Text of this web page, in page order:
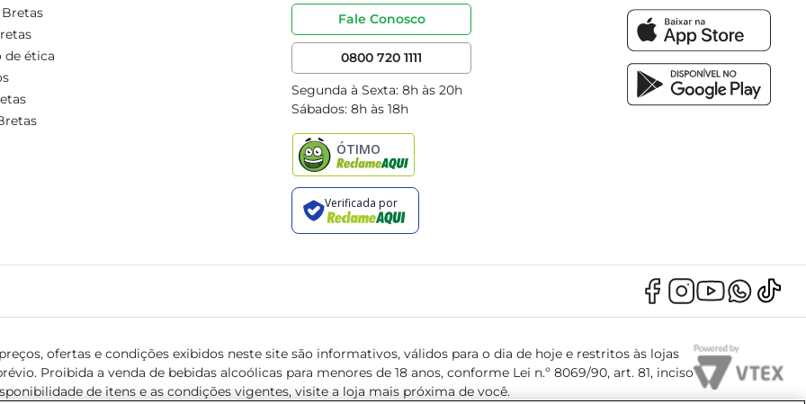
de ética
Fale Conosco
0800 720 1111
Segunda à Sexta: 8h às 20h
Sábados: 8h às 18h
ofertas e condições exibidos neste site são informativos, válidos para o dia de hoje e restritos às lojas
Proibida a venda de bebidas alcoólicas para menores de 18 anos, conforme Lei n.º 8069/90, art. 81, inciso
de itens e as condições vigentes, visite a loja mais próxima de você.